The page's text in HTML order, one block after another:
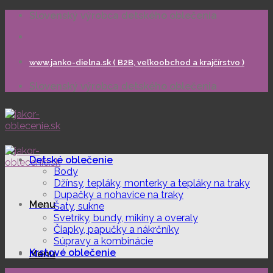
Skip
content
Slovenský výrobca detského oblečenia
www.janko-dielna.sk ( B2B, veľkoobchod a krajčírstvo )
Slovenský výrobca detského oblečenia
Menu
Menu
Detské oblečenie
Body
Džínsy, tepláky, monterky a tepláky na traky
Dupačky a nohavice na traky
Šaty, sukne
Svetríky, bundy, mikiny a overaly
Čiapky, papučky a nákrčníky
Súpravy a kombinácie
Krstové oblečenie